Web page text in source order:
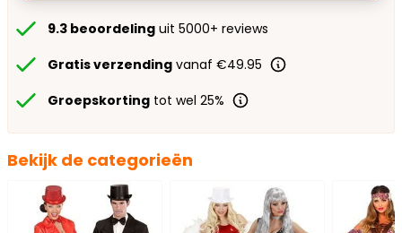
9.3 beoordeling uit 5000+ reviews
Gratis verzending vanaf €49.95
Groepskorting tot wel 25%
Bekijk de categorieën